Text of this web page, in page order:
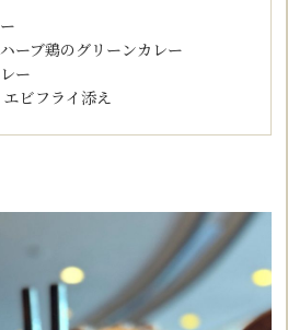
ーブ鶏のグリーンカレー
ー
ビフライ添え